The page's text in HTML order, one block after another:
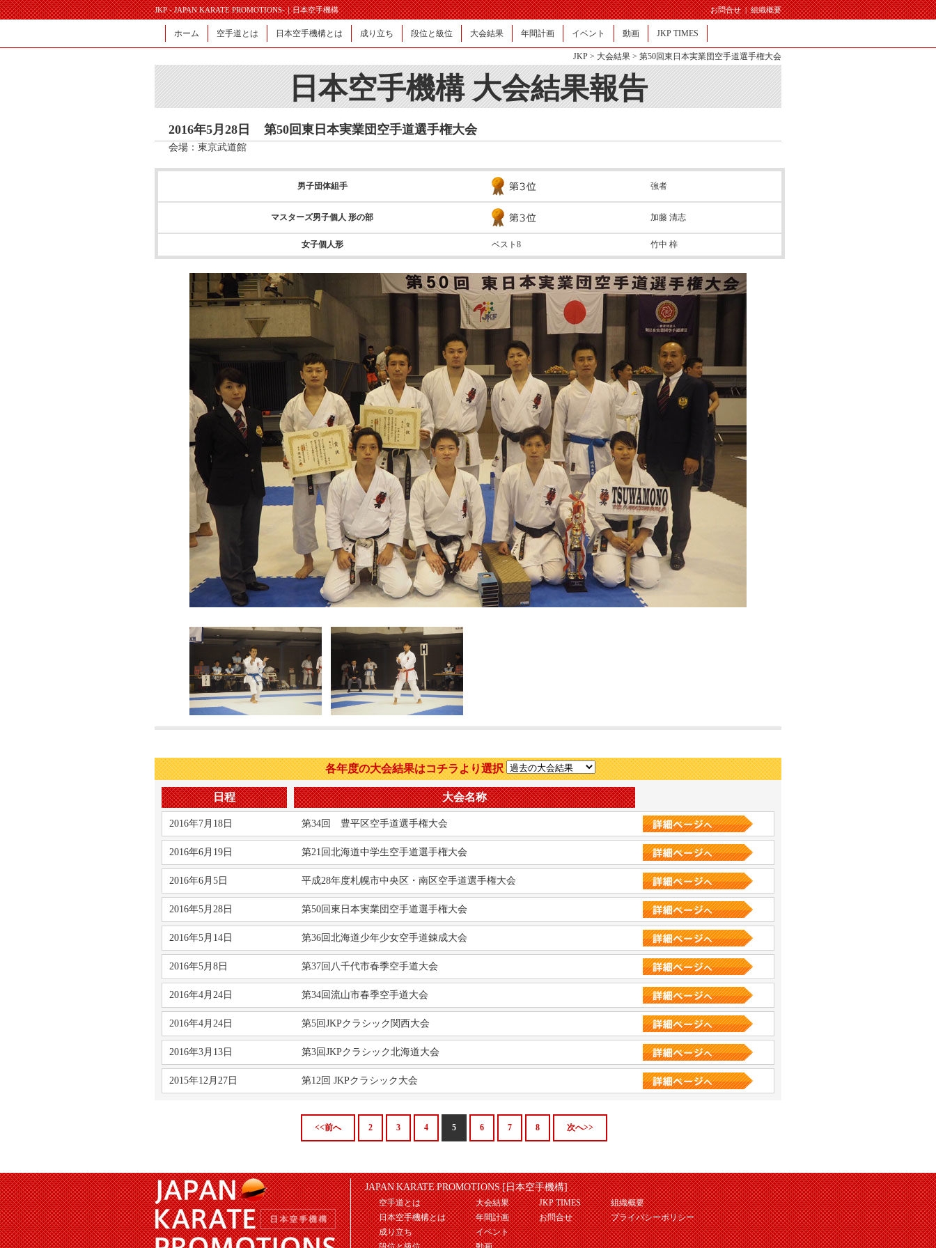
JKP - JAPAN KARATE PROMOTIONS-｜日本空手機構 お問合せ|組織概要
ホーム 空手道とは 日本空手機構とは 成り立ち 段位と級位 大会結果 年間計画 イベント 動画 JKP TIMES
JKP > 大会結果 > 第50回東日本実業団空手道選手権大会
日本空手機構 大会結果報告
2016年5月28日 第50回東日本実業団空手道選手権大会
会場：東京武道館
男子団体組手 強者
マスターズ男子個人 形の部 加藤 清志
女子個人形 ベスト8 竹中 梓
各年度の大会結果はコチラより選択
日程 大会名称
2016年7月18日 第34回 豊平区空手道選手権大会
2016年6月19日 第21回北海道中学生空手道選手権大会
2016年6月5日 平成28年度札幌市中央区・南区空手道選手権大会
2016年5月28日 第50回東日本実業団空手道選手権大会
2016年5月14日 第36回北海道少年少女空手道錬成大会
2016年5月8日 第37回八千代市春季空手道大会
2016年4月24日 第34回流山市春季空手道大会
2016年4月24日 第5回JKPクラシック関西大会
2016年3月13日 第3回JKPクラシック北海道大会
2015年12月27日 第12回 JKPクラシック大会
<<前へ 2 3 4 5 6 7 8 次へ>>
JAPAN KARATE PROMOTIONS [日本空手機構]
空手道とは
日本空手機構とは
成り立ち
大会結果
年間計画
イベント
JKP TIMES
お問合せ
組織概要
プライバシーポリシー